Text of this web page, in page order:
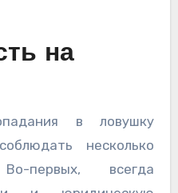
на
в ловушку
несколько
первых, всегда